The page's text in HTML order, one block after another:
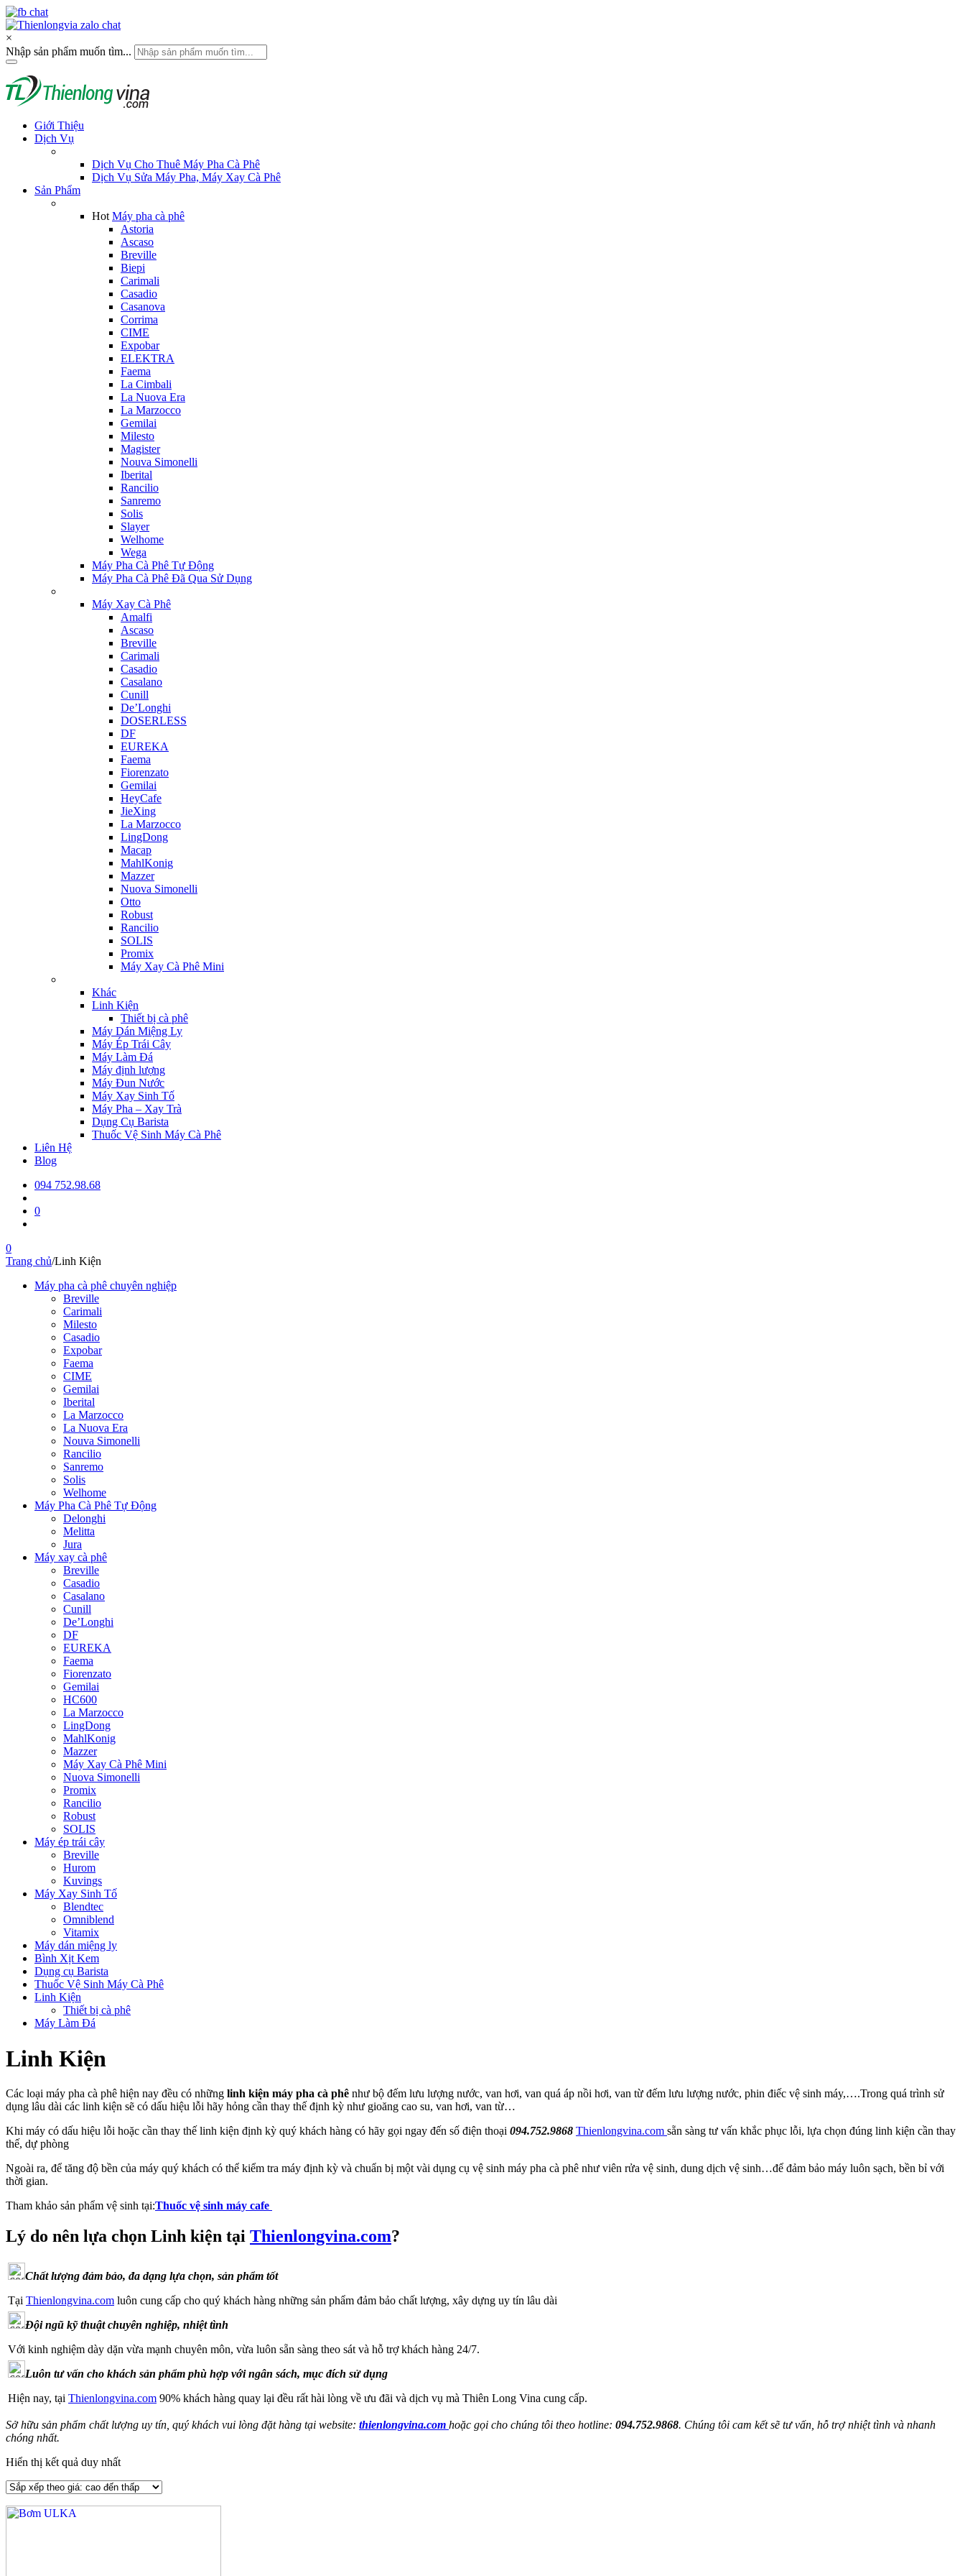
×
Nhập sản phẩm muốn tìm...
Giới Thiệu
Dịch Vụ
Dịch Vụ Cho Thuê Máy Pha Cà Phê
Dịch Vụ Sửa Máy Pha, Máy Xay Cà Phê
Sản Phẩm
Hot Máy pha cà phê
Astoria
Ascaso
Breville
Biepi
Carimali
Casadio
Casanova
Corrima
CIME
Expobar
ELEKTRA
Faema
La Cimbali
La Nuova Era
La Marzocco
Gemilai
Milesto
Magister
Nouva Simonelli
Iberital
Rancilio
Sanremo
Solis
Slayer
Welhome
Wega
Máy Pha Cà Phê Tự Động
Máy Pha Cà Phê Đã Qua Sử Dụng
Máy Xay Cà Phê
Amalfi
Ascaso
Breville
Carimali
Casadio
Casalano
Cunill
De’Longhi
DOSERLESS
DF
EUREKA
Faema
Fiorenzato
Gemilai
HeyCafe
JieXing
La Marzocco
LingDong
Macap
MahlKonig
Mazzer
Nuova Simonelli
Otto
Robust
Rancilio
SOLIS
Promix
Máy Xay Cà Phê Mini
Khác
Linh Kiện
Thiết bị cà phê
Máy Dán Miệng Ly
Máy Ép Trái Cây
Máy Làm Đá
Máy định lượng
Máy Đun Nước
Máy Xay Sinh Tố
Máy Pha – Xay Trà
Dụng Cụ Barista
Thuốc Vệ Sinh Máy Cà Phê
Liên Hệ
Blog
094 752.98.68
0
0
Trang chủ/Linh Kiện
Máy pha cà phê chuyên nghiệp
Breville
Carimali
Milesto
Casadio
Expobar
Faema
CIME
Gemilai
Iberital
La Marzocco
La Nuova Era
Nouva Simonelli
Rancilio
Sanremo
Solis
Welhome
Máy Pha Cà Phê Tự Động
Delonghi
Melitta
Jura
Máy xay cà phê
Breville
Casadio
Casalano
Cunill
De’Longhi
DF
EUREKA
Faema
Fiorenzato
Gemilai
HC600
La Marzocco
LingDong
MahlKonig
Mazzer
Máy Xay Cà Phê Mini
Nuova Simonelli
Promix
Rancilio
Robust
SOLIS
Máy ép trái cây
Breville
Hurom
Kuvings
Máy Xay Sinh Tố
Blendtec
Omniblend
Vitamix
Máy dán miệng ly
Bình Xịt Kem
Dụng cụ Barista
Thuốc Vệ Sinh Máy Cà Phê
Linh Kiện
Thiết bị cà phê
Máy Làm Đá
Linh Kiện
Các loại máy pha cà phê hiện nay đều có những linh kiện máy pha cà phê như bộ đếm lưu lượng nước, van hơi, van quá áp nồi hơi, van từ đếm lưu lượng nước, phin điếc vệ sinh máy,….Trong quá trình sử
dụng lâu dài các linh kiện sẽ có dấu hiệu lỗi hãy hỏng cần thay thế định kỳ như gioăng cao su, van hơi, van từ…
Khi máy có dấu hiệu lỗi hoặc cần thay thế linh kiện định kỳ quý khách hàng có hãy gọi ngay đến số điện thoại 094.752.9868 Thienlongvina.com sẵn sàng tư vấn khắc phục lỗi, lựa chọn đúng linh kiện cần thay
thế, dự phòng
Ngoài ra, để tăng độ bền của máy quý khách có thể kiểm tra máy định kỳ và chuẩn bị một vài dụng cụ vệ sinh máy pha cà phê như viên rửa vệ sinh, dung dịch vệ sinh…để đảm bảo máy luôn sạch, bền bỉ với
thời gian.
Tham khảo sản phẩm vệ sinh tại:Thuốc vệ sinh máy cafe
Lý do nên lựa chọn Linh kiện tại Thienlongvina.com?
Chất lượng đảm bảo, đa dạng lựa chọn, sản phẩm tốt
Tại Thienlongvina.com luôn cung cấp cho quý khách hàng những sản phẩm đảm bảo chất lượng, xây dựng uy tín lâu dài
Đội ngũ kỹ thuật chuyên nghiệp, nhiệt tình
Với kinh nghiệm dày dặn vừa mạnh chuyên môn, vừa luôn sẵn sàng theo sát và hỗ trợ khách hàng 24/7.
Luôn tư vấn cho khách sản phẩm phù hợp với ngân sách, mục đích sử dụng
Hiện nay, tại Thienlongvina.com 90% khách hàng quay lại đều rất hài lòng về ưu đãi và dịch vụ mà Thiên Long Vina cung cấp.
Sở hữu sản phẩm chất lượng uy tín, quý khách vui lòng đặt hàng tại website: thienlongvina.com hoặc gọi cho chúng tôi theo hotline: 094.752.9868. Chúng tôi cam kết sẽ tư vấn, hỗ trợ nhiệt tình và nhanh
chóng nhất.
Hiển thị kết quả duy nhất